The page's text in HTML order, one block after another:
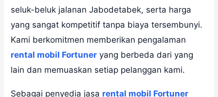
seluk-beluk jalanan Jabodetabek, serta harga
yang sangat kompetitif tanpa biaya tersembunyi.
Kami berkomitmen memberikan pengalaman
rental mobil Fortuner yang berbeda dari yang
lain dan memuaskan setiap pelanggan kami.
Sebagai penyedia jasa rental mobil Fortuner